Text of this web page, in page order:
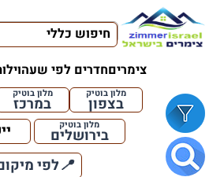
חיפוש כללי
צימריםחדרים לפי שעה
מלון בוטיק
בצפון
מלון בוטיק
במרכז
מלון בוטיק
בירושלים
📍לפי